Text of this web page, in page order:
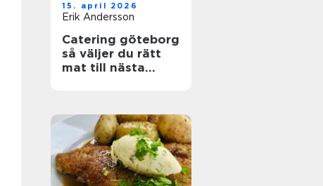
15. april 2026
Erik Andersson
Catering göteborg
så väljer du rätt
mat till nästa